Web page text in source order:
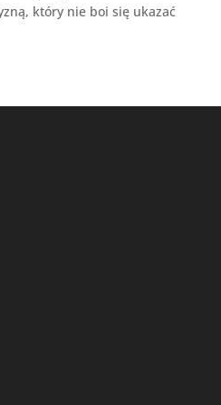
który nie boi się ukazać